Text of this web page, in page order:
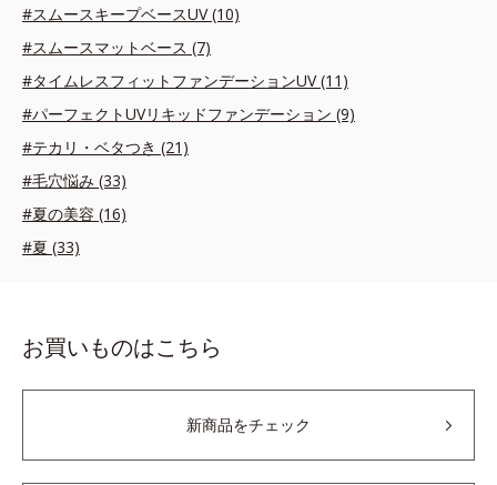
#スムースキープベースUV (10)
#スムースマットベース (7)
#タイムレスフィットファンデーションUV (11)
#パーフェクトUVリキッドファンデーション (9)
#テカリ・ベタつき (21)
#毛穴悩み (33)
#夏の美容 (16)
#夏 (33)
お買いものはこちら
新商品をチェック